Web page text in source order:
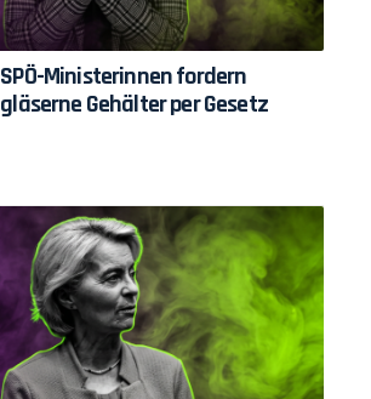
SPÖ-Ministerinnen fordern
gläserne Gehälter per Gesetz